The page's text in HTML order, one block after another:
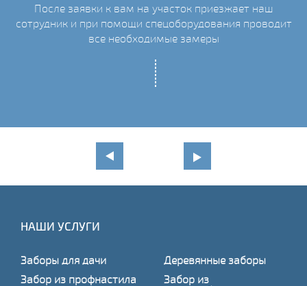
После заявки к вам на участок приезжает наш
сотрудник и при помощи спецоборудования проводит
все необходимые замеры
НАШИ УСЛУГИ
Заборы для дачи
Забор из профнастила
Деревянные заборы
Забор из